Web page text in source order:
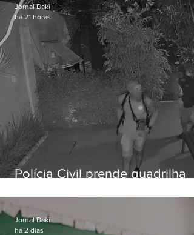
Polícia Civil prende quadrilha
residências de luxo no Rio
Jornal Daki
há 21 horas
Jornal Daki
há 2 dias